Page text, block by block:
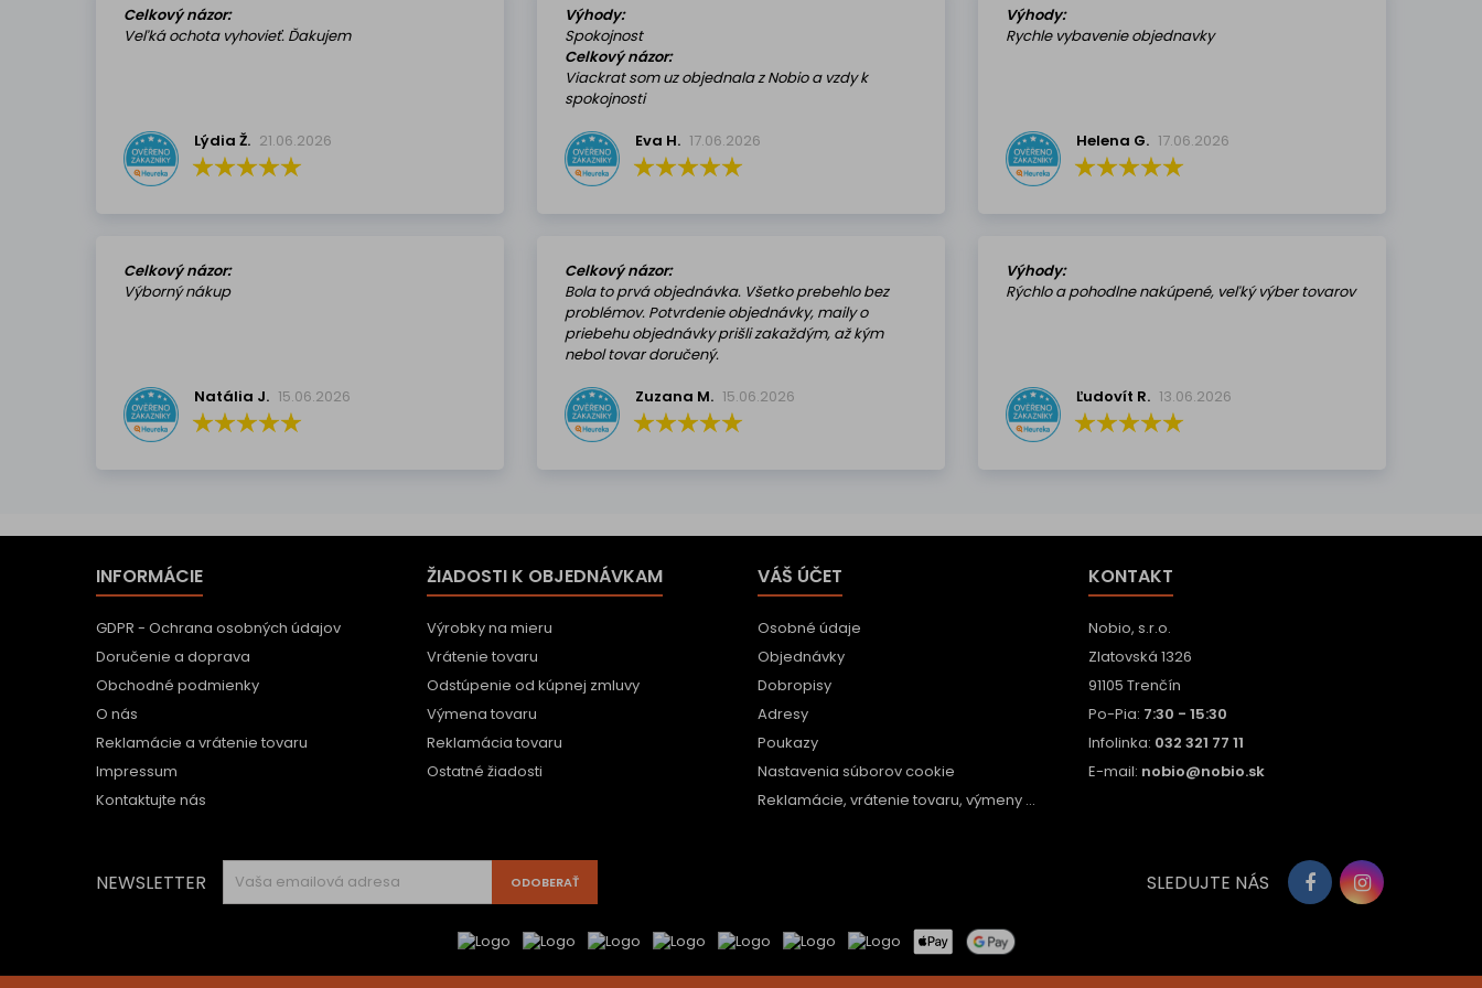
Celkový názor:
Veľká ochota vyhovieť. Ďakujem
Lýdia Ž. 21.06.2026
Výhody:
Spokojnost
Celkový názor:
Viackrat som uz objednala z Nobio a vzdy k
spokojnosti
Eva H. 17.06.2026
Výhody:
Rychle vybavenie objednavky
Helena G. 17.06.2026
Celkový názor:
Výborný nákup
Natália J. 15.06.2026
Celkový názor:
Bola to prvá objednávka. Všetko prebehlo bez
problémov. Potvrdenie objednávky, maily o
priebehu objednávky prišli zakaždým, až kým
nebol tovar doručený.
Zuzana M. 15.06.2026
Výhody:
Rýchlo a pohodlne nakúpené, veľký výber tovarov
Ľudovít R. 13.06.2026
INFORMÁCIE
GDPR - Ochrana osobných údajov
Doručenie a doprava
Obchodné podmienky
O nás
Reklamácie a vrátenie tovaru
Impressum
Kontaktujte nás
ŽIADOSTI K OBJEDNÁVKAM
Výrobky na mieru
Vrátenie tovaru
Odstúpenie od kúpnej zmluvy
Výmena tovaru
Reklamácia tovaru
Ostatné žiadosti
VÁŠ ÚČET
Osobné údaje
Objednávky
Dobropisy
Adresy
Poukazy
Nastavenia súborov cookie
Reklamácie, vrátenie tovaru, výmeny ...
KONTAKT
Nobio, s.r.o.
Zlatovská 1326
91105 Trenčín
Po-Pia: 7:30 - 15:30
Infolinka: 032 321 77 11
E-mail: nobio@nobio.sk
NEWSLETTER SLEDUJTE NÁS